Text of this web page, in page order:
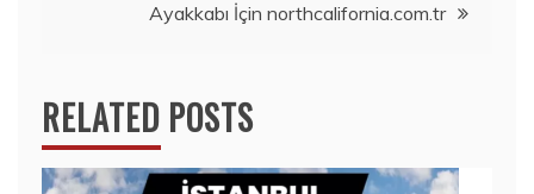
Ayakkabı İçin northcalifornia.com.tr
RELATED POSTS